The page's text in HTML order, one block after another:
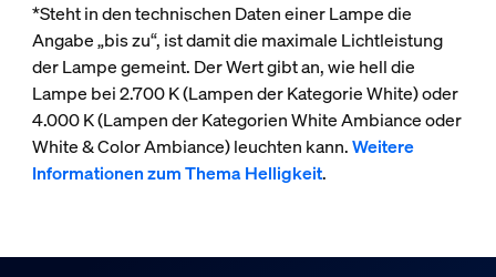
*Steht in den technischen Daten einer Lampe die
Angabe „bis zu“, ist damit die maximale Lichtleistung
der Lampe gemeint. Der Wert gibt an, wie hell die
Lampe bei 2.700 K (Lampen der Kategorie White) oder
4.000 K (Lampen der Kategorien White Ambiance oder
White & Color Ambiance) leuchten kann.Weitere
Informationen zum Thema Helligkeit.